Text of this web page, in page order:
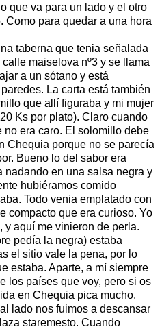
que va para un lado y el otro
Como para quedar a una hora
taberna que tenia señalada
maiselova nº3 y se llama
a un sótano y está
La carta está también
que allí figuraba y mi mujer
Ks por plato). Claro cuando
no era caro. El solomillo debe
Chequia porque no se parecía
Bueno lo del sabor era
nadando en una salsa negra y
hubiéramos comido
Todo venia emplatado con
compacto que era curioso. Yo
aquí me vinieron de perla.
pedía la negra) estaba
el sitio vale la pena, por lo
estaba. Aparte, a mí siempre
los países que voy, pero si os
en Chequia pica mucho.
lado nos fuimos a descansar
staremesto. Cuando